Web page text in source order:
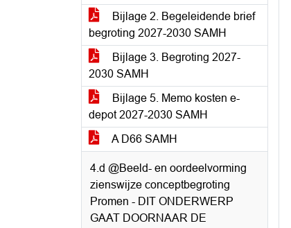
Bijlage 2. Begeleidende brief
begroting 2027-2030 SAMH
Bijlage 3. Begroting 2027-
2030 SAMH
Bijlage 5. Memo kosten e-
depot 2027-2030 SAMH
A D66 SAMH
4.d @Beeld- en oordeelvorming
zienswijze conceptbegroting
Promen - DIT ONDERWERP
GAAT DOORNAAR DE